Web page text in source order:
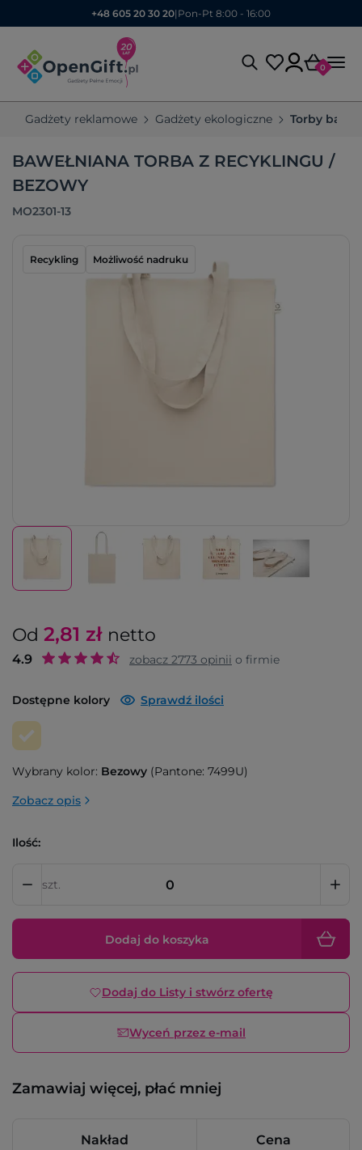
+48 605 20 30 20| Pon-Pt 8:00 - 16:00
0
Gadżety reklamowe Gadżety ekologiczne Torby
BAWEŁNIANA TORBA Z RECYKLINGU /
BEZOWY
MO2301-13
Recykling Możliwość nadruku
Od 2,81 zł netto
4.9 zobacz 2773 opinii o firmie
Dostępne kolory Sprawdź ilości
Wybrany kolor: Bezowy (Pantone: 7499U)
Zobacz opis
Ilość:
szt.
Dodaj do koszyka
Dodaj do Listy i stwórz ofertę
Wyceń przez e-mail
Zamawiaj więcej, płać mniej
Nakład Cena